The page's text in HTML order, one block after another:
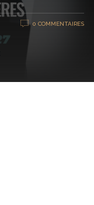
0 COMMENTAIRES